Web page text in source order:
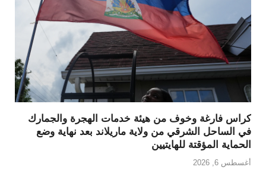
كراس فارغة وخوف من هيئة خدمات الهجرة والجمارك
في الساحل الشرقي من ولاية ماريلاند بعد نهاية وضع
الحماية المؤقتة للهايتيين
أغسطس 6, 2026